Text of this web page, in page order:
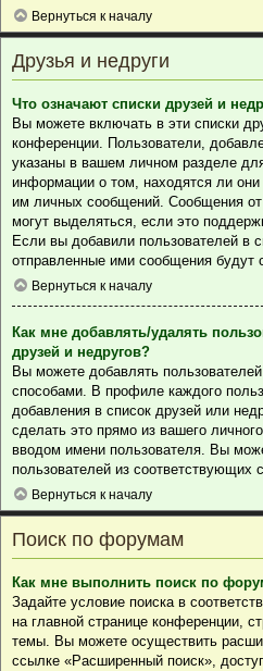
Вернуться к началу
Друзья и недруги
Что означают списки друзей и
Вы можете включать в эти списки
конференции. Пользователи,
указаны в вашем личном разделе
информации о том, находятся ли
им личных сообщений. Сообщения от
могут выделяться, если это
Если вы добавили пользователей в
отправленные ими сообщения будут
Вернуться к началу
Как мне добавлять/удалять
друзей и недругов?
Вы можете добавлять
способами. В профиле каждого
добавления в список друзей или
сделать это прямо из вашего
вводом имени пользователя. Вы
пользователей из соответствующих
Вернуться к началу
Поиск по форумам
Как мне выполнить поиск по
Задайте условие поиска в
на главной странице конференции,
темы. Вы можете осуществить
ссылке «Расширенный поиск»,